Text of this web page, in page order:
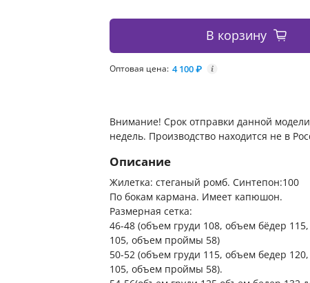
В корзину
Оптовая цена: 4 100 ₽ i
Внимание! Срок отправки данной
недель. Производство находится не в
Описание
Жилетка: стеганый ромб. Синтепон:100
По бокам кармана. Имеет капюшон.
Размерная сетка:
46-48 (объем груди 108, объем бёдер
105, объем проймы 58)
50-52 (объем груди 115, объем бедер
105, объем проймы 58).